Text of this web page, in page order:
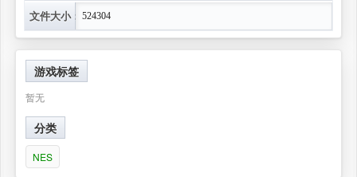
文件大小： 524304
游戏标签
暂无
分类
NES